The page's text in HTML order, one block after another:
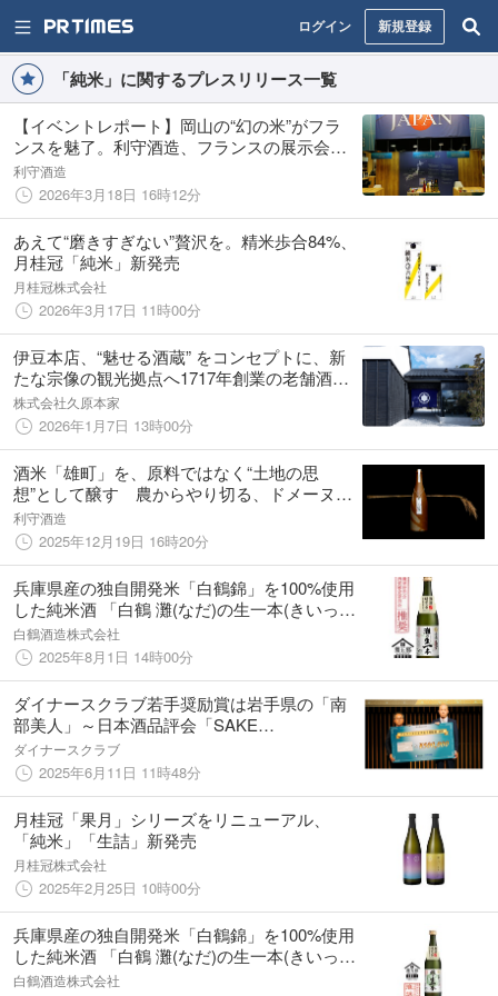
ログイン 新規登録
「純米」に関するプレスリリース一覧
【イベントレポート】岡山の“幻の米”がフラ
ンスを魅了。利守酒造、フランスの展示会
「Vinexpo Paris2026」に出展。「土作り」か
ら醸す『酒一筋』に現地専門家からも高い評
価。
利守酒造
2026年3月18日 16時12分
あえて“磨きすぎない”贅沢を。精米歩合84%、
月桂冠「純米」新発売
月桂冠株式会社
2026年3月17日 11時00分
伊豆本店、“魅せる酒蔵” をコンセプトに、新
たな宗像の観光拠点へ1717年創業の老舗酒蔵
「福岡 宗像 酒蔵 伊豆本店」新生開業
株式会社久原本家
2026年1月7日 13時00分
酒米「雄町」を、原料ではなく“土地の思
想”として醸す 農からやり切る、ドメーヌ発
想の最高峰日本酒「幻の米」
利守酒造
2025年12月19日 16時20分
兵庫県産の独自開発米「白鶴錦」を100%使用
した純米酒 「白鶴 灘(なだ)の生一本(きいっぽ
ん)」を期間限定発売
白鶴酒造株式会社
2025年8月1日 14時00分
ダイナースクラブ若手奨励賞は岩手県の「南
部美人」～日本酒品評会「SAKE
COMPETITION」表彰式で発表～
ダイナースクラブ
2025年6月11日 11時48分
月桂冠「果月」シリーズをリニューアル、
「純米」「生詰」新発売
月桂冠株式会社
2025年2月25日 10時00分
兵庫県産の独自開発米「白鶴錦」を100%使用
した純米酒 「白鶴 灘(なだ)の生一本(きいっぽ
ん)」を期間限定発売「灘の生一本」8銘柄の
白鶴酒造株式会社